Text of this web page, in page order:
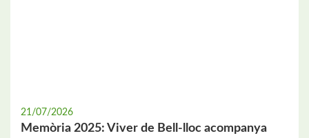
21/07/2026
Memòria 2025: Viver de Bell-lloc acompanya